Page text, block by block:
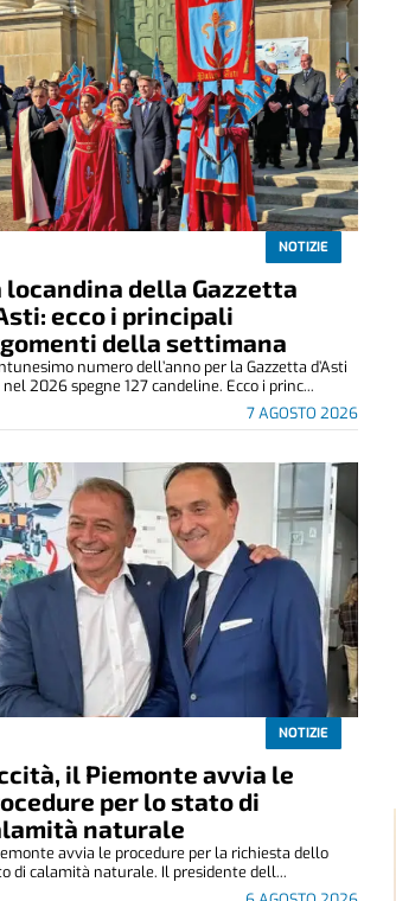
NOTIZIE
locandina della Gazzetta
ecco i principali
della settimana
7 AGOSTO 2026
numero dell’anno per la Gazzetta d’Asti
nel 2026 spegne 127 candeline. Ecco i princ...
NOTIZIE
il Piemonte avvia le
per lo stato di
naturale
avvia le procedure per la richiesta dello
di calamità naturale. Il presidente dell...